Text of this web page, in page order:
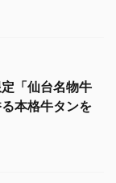
定「仙台名物牛
本格牛タンを